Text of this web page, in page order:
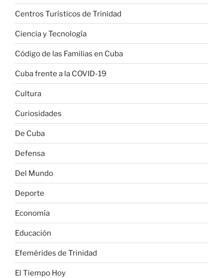
Centros Turísticos de Trinidad
Ciencia y Tecnología
Código de las Familias en Cuba
Cuba frente a la COVID-19
Cultura
Curiosidades
De Cuba
Defensa
Del Mundo
Deporte
Economía
Educación
Efemérides de Trinidad
El Tiempo Hoy